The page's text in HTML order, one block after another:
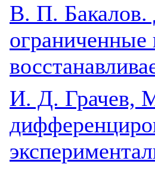
B. П. Бакалов.
И. Д. Грачев,